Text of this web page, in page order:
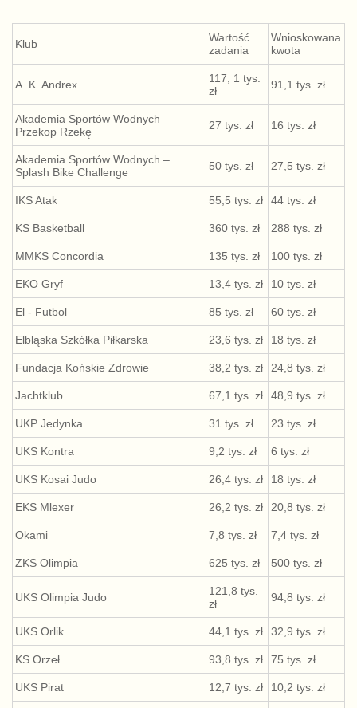
Klub
Wartość
zadania
Wnioskowana
kwota
A. K. Andrex
117, 1 tys.
zł
91,1 tys. zł
Akademia Sportów Wodnych –
Przekop Rzekę
27 tys. zł 16 tys. zł
Akademia Sportów Wodnych –
Splash Bike Challenge
50 tys. zł 27,5 tys. zł
IKS Atak 55,5 tys. zł 44 tys. zł
KS Basketball 360 tys. zł 288 tys. zł
MMKS Concordia 135 tys. zł 100 tys. zł
EKO Gryf 13,4 tys. zł 10 tys. zł
El - Futbol 85 tys. zł 60 tys. zł
Elbląska Szkółka Piłkarska 23,6 tys. zł 18 tys. zł
Fundacja Końskie Zdrowie 38,2 tys. zł 24,8 tys. zł
Jachtklub 67,1 tys. zł 48,9 tys. zł
UKP Jedynka 31 tys. zł 23 tys. zł
UKS Kontra 9,2 tys. zł 6 tys. zł
UKS Kosai Judo 26,4 tys. zł 18 tys. zł
EKS Mlexer 26,2 tys. zł 20,8 tys. zł
Okami 7,8 tys. zł 7,4 tys. zł
ZKS Olimpia 625 tys. zł 500 tys. zł
UKS Olimpia Judo
121,8 tys.
zł
94,8 tys. zł
UKS Orlik 44,1 tys. zł 32,9 tys. zł
KS Orzeł 93,8 tys. zł 75 tys. zł
UKS Pirat 12,7 tys. zł 10,2 tys. zł